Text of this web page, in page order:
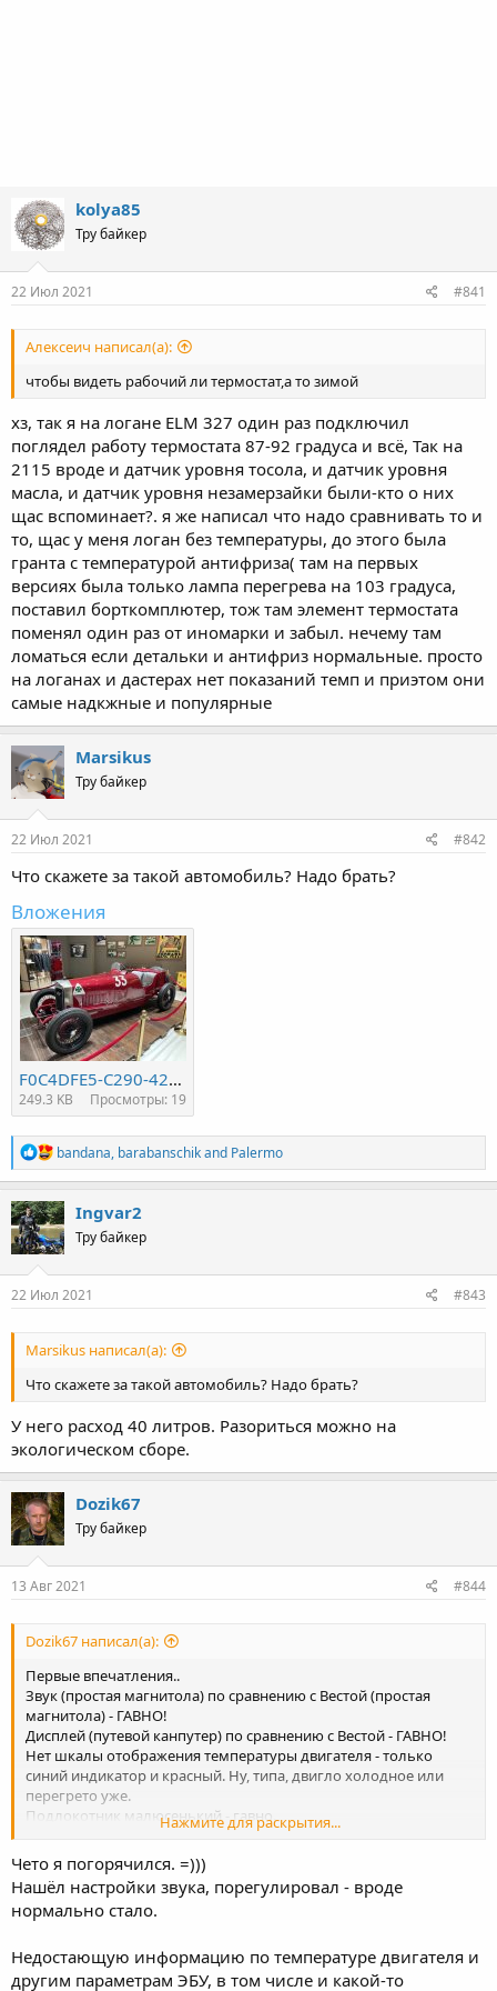
kolya85
Тру байкер
22 Июл 2021 #841
Алексеич написал(а):
чтобы видеть рабочий ли термостат,а то зимой
хз, так я на логане ELM 327 один раз подключил
поглядел работу термостата 87-92 градуса и всё, Так на
2115 вроде и датчик уровня тосола, и датчик уровня
масла, и датчик уровня незамерзайки были-кто о них
щас вспоминает?. я же написал что надо сравнивать то и
то, щас у меня логан без температуры, до этого была
гранта с температурой антифриза( там на первых
версиях была только лампа перегрева на 103 градуса,
поставил борткомплютер, тож там элемент термостата
поменял один раз от иномарки и забыл. нечему там
ломаться если детальки и антифриз нормальные. просто
на логанах и дастерах нет показаний темп и приэтом они
самые надкжные и популярные
Marsikus
Тру байкер
22 Июл 2021 #842
Что скажете за такой автомобиль? Надо брать?
Вложения
F0C4DFE5-C290-4294-9BF1-03E93B6C1AA3.jpeg
249.3 KB Просмотры: 19
R
e
a
c
t
i
o
n
s
bandana, barabanschikand Palermo
Ingvar2
Тру байкер
22 Июл 2021 #843
Marsikus написал(а):
Что скажете за такой автомобиль? Надо брать?
У него расход 40 литров. Разориться можно на
экологическом сборе.
Dozik67
Тру байкер
13 Авг 2021 #844
Dozik67 написал(а):
Первые впечатления..
Звук (простая магнитола) по сравнению с Вестой (простая
магнитола) - ГАВНО!
Дисплей (путевой канпутер) по сравнению с Вестой - ГАВНО!
Нет шкалы отображения температуры двигателя - только
синий индикатор и красный. Ну, типа, двигло холодное или
перегрето уже.
Подлокотник малюсенький - гавно.
Блок управления стеклоподъёмниками расположен неудобно
- чуть ли не под мышку нужно руку загинать.
По умолчанию на, типа, внедорожник с завода не установлены
задние локеры (подкрылки). Как так?
А вот громкая связь (хендзфри) хорошая.
Нажмите для раскрытия...
Чето я погорячился. =)))
Нашёл настройки звука, порегулировал - вроде
нормально стало.
Недостающую информацию по температуре двигателя и
другим параметрам ЭБУ, в том числе и какой-то